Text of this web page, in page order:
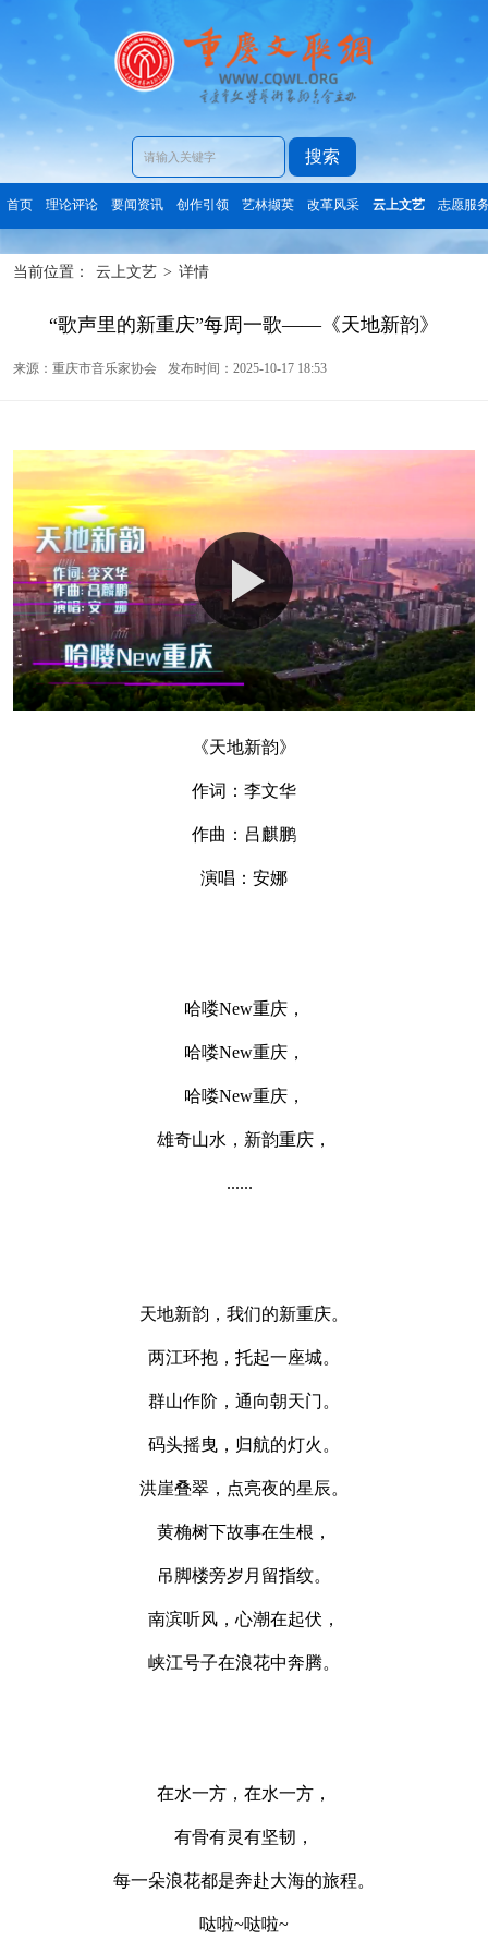
搜索
首页 理论评论 要闻资讯 创作引领 艺林撷英 改革风采 云上文艺 志愿服
当前位置： 云上文艺 > 详情
“歌声里的新重庆”每周一歌——《天地新韵》
来源：重庆市音乐家协会 发布时间：2025-10-17 18:53
《天地新韵》
作词：李文华
作曲：吕麒鹏
演唱：安娜
哈喽New重庆，
哈喽New重庆，
哈喽New重庆，
雄奇山水，新韵重庆，
......
天地新韵，我们的新重庆。
两江环抱，托起一座城。
群山作阶，通向朝天门。
码头摇曳，归航的灯火。
洪崖叠翠，点亮夜的星辰。
黄桷树下故事在生根，
吊脚楼旁岁月留指纹。
南滨听风，心潮在起伏，
峡江号子在浪花中奔腾。
在水一方，在水一方，
有骨有灵有坚韧，
每一朵浪花都是奔赴大海的旅程。
哒啦~哒啦~